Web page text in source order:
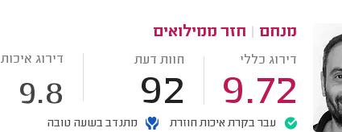
מנחם חזר ממילואים
דירוג כללי
9.72
חוות דעת
92
דירוג איכות
9.8
עבר בקרת איכות חוזרת מתנדב בשעה טובה